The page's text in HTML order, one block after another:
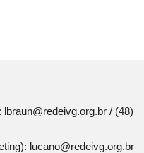
/ (48)
lucano@redeivg.org.br